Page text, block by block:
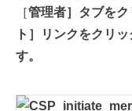
［管理者］タブを
ト］
リンクをクリ
す。